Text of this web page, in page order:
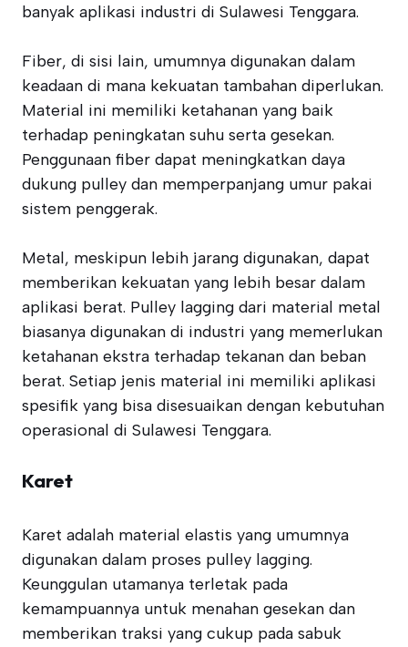
banyak aplikasi industri di Sulawesi Tenggara.
Fiber, di sisi lain, umumnya digunakan dalam
keadaan di mana kekuatan tambahan diperlukan.
Material ini memiliki ketahanan yang baik
terhadap peningkatan suhu serta gesekan.
Penggunaan fiber dapat meningkatkan daya
dukung pulley dan memperpanjang umur pakai
sistem penggerak.
Metal, meskipun lebih jarang digunakan, dapat
memberikan kekuatan yang lebih besar dalam
aplikasi berat. Pulley lagging dari material metal
biasanya digunakan di industri yang memerlukan
ketahanan ekstra terhadap tekanan dan beban
berat. Setiap jenis material ini memiliki aplikasi
spesifik yang bisa disesuaikan dengan kebutuhan
operasional di Sulawesi Tenggara.
Karet
Karet adalah material elastis yang umumnya
digunakan dalam proses pulley lagging.
Keunggulan utamanya terletak pada
kemampuannya untuk menahan gesekan dan
memberikan traksi yang cukup pada sabuk